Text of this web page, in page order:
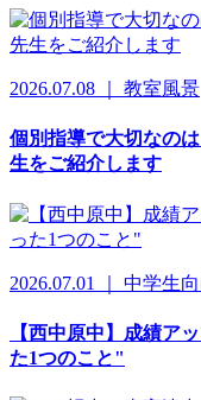
2026.07.08 ｜ 教室風景
個別指導で大切なの
生をご紹介します
2026.07.01 ｜ 中学生
【西中原中】成績ア
た1つのこと"